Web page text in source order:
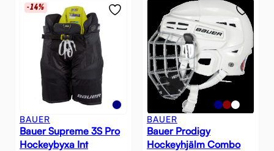
-14%
BAUER
Bauer Supreme 3S Pro
Hockeybyxa Int
BAUER
Bauer Prodigy
Hockeyhjälm Combo